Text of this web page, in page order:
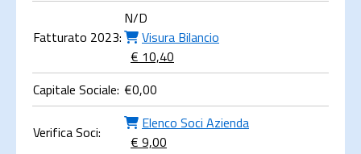
Fatturato 2023:
N/D
Visura Bilancio
€ 10,40
Capitale Sociale: €0,00
Verifica Soci:
Elenco Soci Azienda
€ 9,00